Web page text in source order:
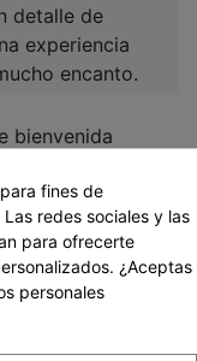
detalle de
experiencia
encanto.
bienvenida
fines de
redes sociales y las
para ofrecerte
¿Aceptas
personales